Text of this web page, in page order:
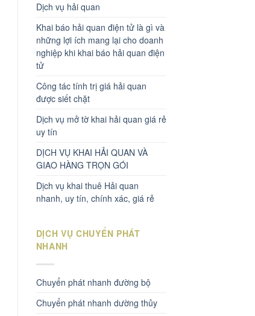
Dịch vụ hải quan
Khai báo hải quan điện tử là gì và
những lợi ích mang lại cho doanh
nghiệp khi khai báo hải quan điện
tử
Công tác tính trị giá hải quan
được siết chặt
Dịch vụ mở tờ khai hải quan giá rẻ
uy tín
DỊCH VỤ KHAI HẢI QUAN VÀ
GIAO HÀNG TRỌN GÓI
Dịch vụ khai thuê Hải quan
nhanh, uy tín, chính xác, giá rẻ
DỊCH VỤ CHUYỂN PHÁT
NHANH
Chuyển phát nhanh đường bộ
Chuyển phát nhanh dường thủy